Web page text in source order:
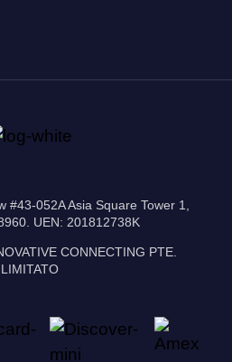
#43-052A Asia Square Tower 1,
UEN: 201812738K
CONNECTING PTE.
LIMITATO